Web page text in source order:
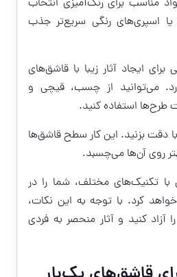
مناسب برای رنگ‌آمیزی انتخاب
یا اسپری‌های رنگی سریع‌تر جذب
ایجاد آثار زیبا با قاشق‌های
می‌توانید از چسب، قیچی و
طرح‌ها استفاده کنید.
دقت بزنید. این کار سطح قاشق‌ها
روی آن‌ها می‌چسبد.
تکنیک‌های مختلف، شما را در
کرد. با توجه به این نکات،
آزاد کنید و آثار منحصر به فردی